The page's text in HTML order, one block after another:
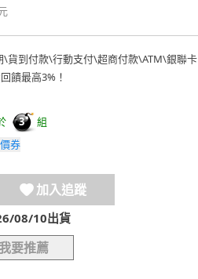
\貨到付款\行動支付\超商付款\ATM\銀聯卡
饋最高3%！
3
組
券
加入追蹤
08/10出貨
我要推薦